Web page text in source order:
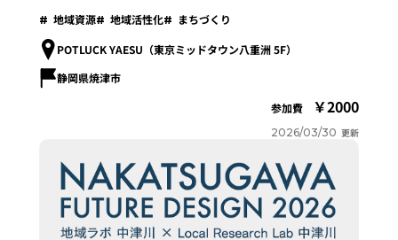
地域資源 地域活性化 まちづくり
POTLUCK YAESU（東京ミッドタウン八重洲 5F）
静岡県焼津市
参加費
2000
2026/03/30 更新